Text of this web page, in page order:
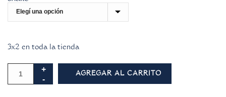
3x2 en toda la tienda
AGREGAR AL CARRITO